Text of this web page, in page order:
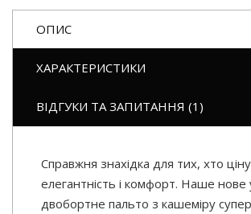
ОПИС
ХАРАКТЕРИСТИКИ
ВІДГУКИ ТА ЗАПИТАННЯ (1)
Справжня знахідка для тих, хто
елегантність і комфорт. Наше нове
двобортне пальто з кашеміру супер